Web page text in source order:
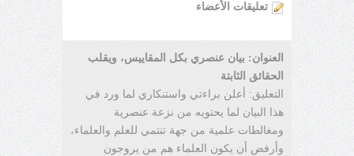
تعليقات الأعضاء
العنوان: بيان عنصري بكل المقاييس، ويقلب
الحقائق الثابتة
التعليق: أعلن براءتي واستنكاري لما ورد في
هذا البيان لما يحتويه من نزعة عنصرية
ومغالطات علمية من جهة تنتمي للعلم والعلماء،
وأرفض أن يكون العلماء هم من يروجون